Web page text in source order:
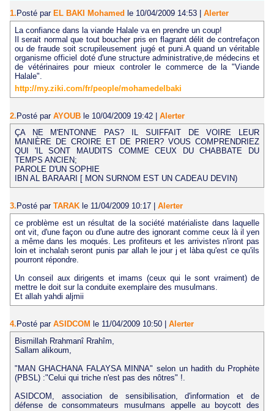
1. Posté par EL BAKI Mohamed le 10/04/2009 14:53
Alerter
La confiance dans la viande Halale va en prendre un coup!
Il serait normal que tout boucher pris en flagrant délit de contrefaçon
ou de fraude soit scrupileusement jugé et puni.A quand un véritable
organisme officiel doté d'une structure administrative,de médecins et
de vétérinaires pour mieux controler le commerce de la "Viande
Halale".
http://my.ziki.com/fr/people/mohamedelbaki
2.Posté par AYOUB le 10/04/2009 19:42 | Alerter
ÇA NE M'ENTONNE PAS? IL SUIFFAIT DE VOIRE LEUR
MANIÈRE DE CROIRE ET DE PRIER? VOUS COMPRENDRIEZ
QUI 'IL SONT MAUDITS COMME CEUX DU CHABBATE DU
TEMPS ANCIEN;
PAROLE D'UN SOPHIE
IBN AL BARAARI [ MON SURNOM EST UN CADEAU DEVIN)
3. Posté par TARAK le 11/04/2009 10:17
Alerter
ce problème est un résultat de la société matérialiste dans laquelle
ont vit, d'une façon ou d'une autre des ignorant comme ceux là il yen
a même dans les moqués. Les profiteurs et les arrivistes n'iront pas
loin et inchalah seront punis par allah le jour j et làba qu'est ce qu'ils
pourront répondre.
Un conseil aux dirigents et imams (ceux qui le sont vraiment) de
mettre le doit sur la conduite exemplaire des musulmans.
Et allah yahdi aljmii
4.Posté par ASIDCOM le 11/04/2009 10:50 | Alerter
Bismillah Rrahmanî Rrahîm,
Sallam alikoum,
"MAN GHACHANA FALAYSA MINNA" selon un hadith du Prophète
(PBSL) :"Celui qui triche n'est pas des nôtres" !.
ASIDCOM, association de sensibilisation, d'information et de
défense de consommateurs musulmans appelle au boycott des